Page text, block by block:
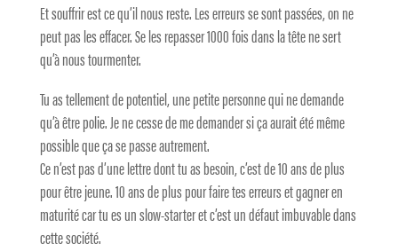
Et souffrir est ce qu’il nous reste. Les erreurs se sont passées, on ne
peut pas les effacer. Se les repasser 1000 fois dans la tête ne sert
qu’à nous tourmenter.
Tu as tellement de potentiel, une petite personne qui ne demande
qu’à être polie. Je ne cesse de me demander si ça aurait été même
possible que ça se passe autrement.
Ce n’est pas d’une lettre dont tu as besoin, c’est de 10 ans de plus
pour être jeune. 10 ans de plus pour faire tes erreurs et gagner en
maturité car tu es un slow-starter et c’est un défaut imbuvable dans
cette société.